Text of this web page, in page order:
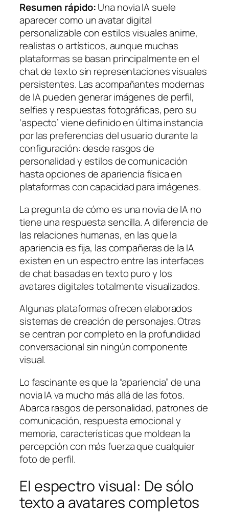
Resumen rápido:Una novia IA suele
aparecer como un avatar digital
personalizable con estilos visuales anime,
realistas o artísticos, aunque muchas
plataformas se basan principalmente en el
chat de texto sin representaciones visuales
persistentes. Las acompañantes modernas
de IA pueden generar imágenes de perfil,
selfies y respuestas fotográficas, pero su
‘aspecto’ viene definido en última instancia
por las preferencias del usuario durante la
configuración: desde rasgos de
personalidad y estilos de comunicación
hasta opciones de apariencia física en
plataformas con capacidad para imágenes.
La pregunta de cómo es una novia de IA no
tiene una respuesta sencilla. A diferencia de
las relaciones humanas, en las que la
apariencia es fija, las compañeras de la IA
existen en un espectro entre las interfaces
de chat basadas en texto puro y los
avatares digitales totalmente visualizados.
Algunas plataformas ofrecen elaborados
sistemas de creación de personajes. Otras
se centran por completo en la profundidad
conversacional sin ningún componente
visual.
Lo fascinante es que la “apariencia” de una
novia IA va mucho más allá de las fotos.
Abarca rasgos de personalidad, patrones de
comunicación, respuesta emocional y
memoria, características que moldean la
percepción con más fuerza que cualquier
foto de perfil.
El espectro visual: De sólo
texto a avatares completos